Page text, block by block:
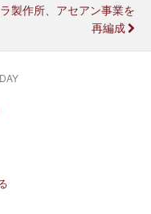
製作所、アセアン事業を
再編成